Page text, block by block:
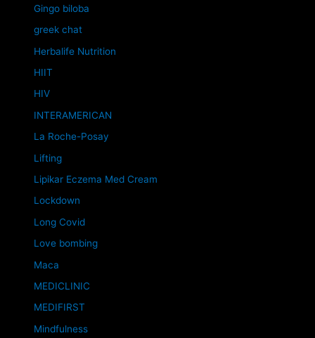
Gingo biloba
greek chat
Herbalife Nutrition
HIIT
HIV
INTERAMERICAN
La Roche-Posay
Lifting
Lipikar Eczema Med Cream
Lockdown
Long Covid
Love bombing
Maca
MEDICLINIC
MEDIFIRST
Mindfulness